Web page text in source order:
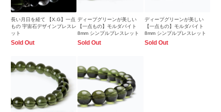
長い月日を経て 【X.G】一点
もの 宇宙石デザインブレスレ
ット
Sold Out
ディープグリーンが美しい
【一点もの】モルダバイト
8mm シンプルブレスレット
Sold Out
ディープグリーンが美しい
【一点もの】モルダバイト
8mm シンプルブレスレット
Sold Out